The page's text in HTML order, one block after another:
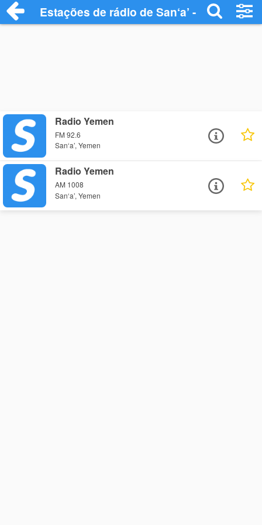
Estações de rádio de San‘a’ - Ouça
Radio Yemen
FM 92.6
San‘a’, Yemen
Radio Yemen
AM 1008
San‘a’, Yemen